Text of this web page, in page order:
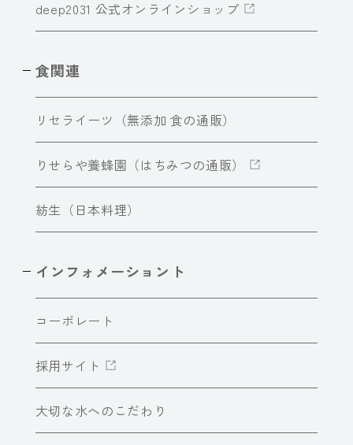
deep2031 公式オンラインショップ
食関連
リセライーツ（無添加 食の通販）
りせらや養蜂園（はちみつの通販）
紡生（日本料理）
インフォメーショント
コーポレート
採用サイト
大切な水へのこだわり